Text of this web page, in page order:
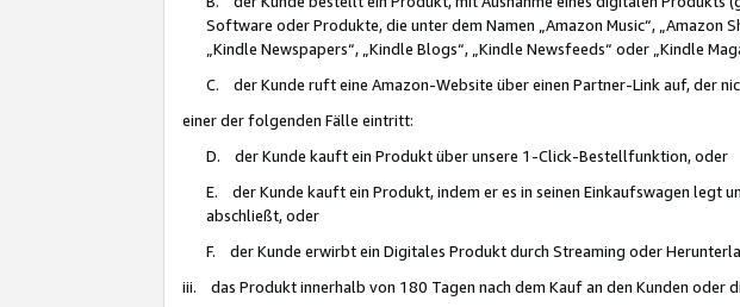
Software oder Produkte, die unter dem Namen „Amazon Music“, „Amazon
„Kindle Newspapers“, „Kindle Blogs“, „Kindle Newsfeeds“ oder „Kindle
C. der Kunde ruft eine Amazon-Website über einen Partner-Link auf, der
einer der folgenden Fälle eintritt:
D. der Kunde kauft ein Produkt über unsere 1-Click-Bestellfunktion, oder
E. der Kunde kauft ein Produkt, indem er es in seinen Einkaufswagen legt
abschließt, oder
F. der Kunde erwirbt ein Digitales Produkt durch Streaming oder
iii. das Produkt innerhalb von 180 Tagen nach dem Kauf an den Kunden